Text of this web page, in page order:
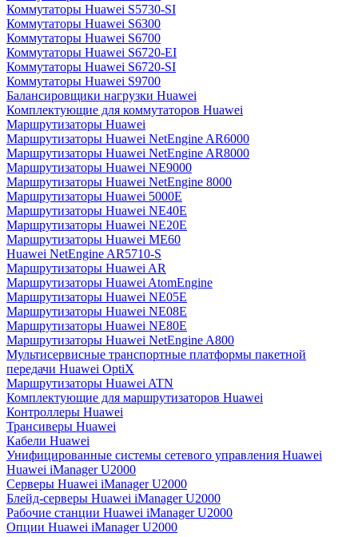
Коммутаторы Huawei S5730-SI
Коммутаторы Huawei S6300
Коммутаторы Huawei S6700
Коммутаторы Huawei S6720-EI
Коммутаторы Huawei S6720-SI
Коммутаторы Huawei S9700
Балансировщики нагрузки Huawei
Комплектующие для коммутаторов Huawei
Маршрутизаторы Huawei
Маршрутизаторы Huawei NetEngine AR6000
Маршрутизаторы Huawei NetEngine AR8000
Маршрутизаторы Huawei NE9000
Маршрутизаторы Huawei NetEngine 8000
Маршрутизаторы Huawei 5000E
Маршрутизаторы Huawei NE40E
Маршрутизаторы Huawei NE20E
Маршрутизаторы Huawei ME60
Huawei NetEngine AR5710-S
Маршрутизаторы Huawei AR
Маршрутизаторы Huawei AtomEngine
Маршрутизаторы Huawei NE05E
Маршрутизаторы Huawei NE08E
Маршрутизаторы Huawei NE80E
Маршрутизаторы Huawei NetEngine A800
Мультисервисные транспортные платформы пакетной
передачи Huawei OptiX
Маршрутизаторы Huawei ATN
Комплектующие для маршрутизаторов Huawei
Контроллеры Huawei
Трансиверы Huawei
Кабели Huawei
Унифицированные системы сетевого управления Huawei
Huawei iManager U2000
Серверы Huawei iManager U2000
Блейд-серверы Huawei iManager U2000
Рабочие станции Huawei iManager U2000
Опции Huawei iManager U2000